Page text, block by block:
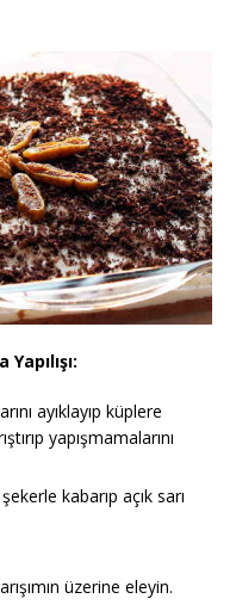
ayıklayıp küplere
yapışmamalarını
kabarıp açık sarı
üzerine eleyin.